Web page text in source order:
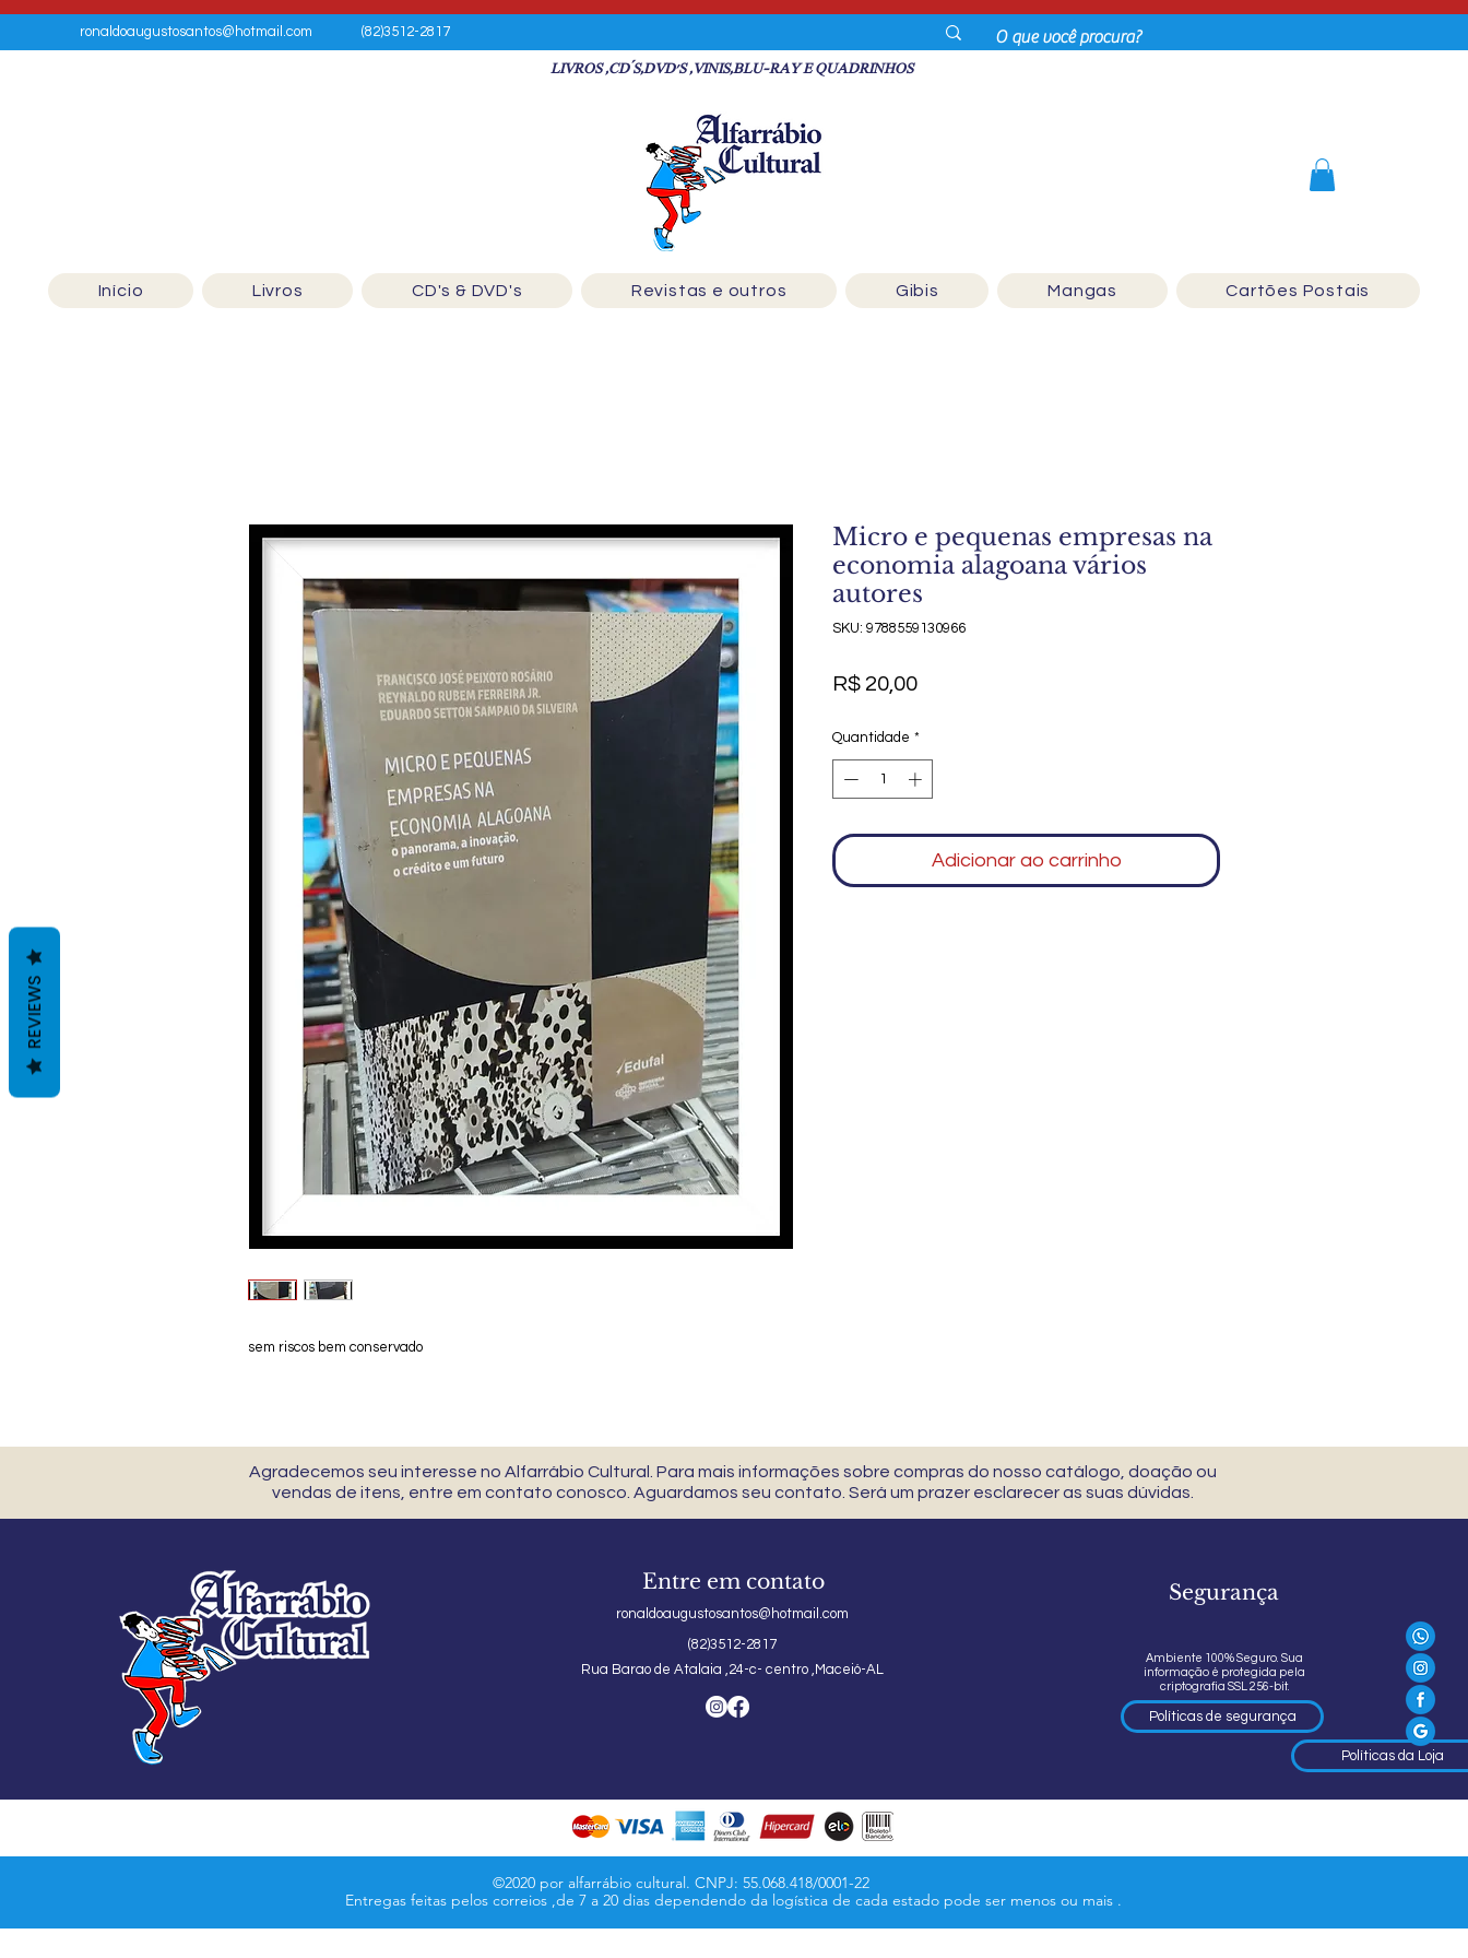
ronaldoaugustosantos@hotmail.com (82)3512-2817
LIVROS ,CD´S,DVD'S ,VINIS,BLU-RAY E QUADRINHOS
Início Livros CD's & DVD's Revistas e outros Gibis Mangas Cartões Postais
sem riscos bem conservado
Micro e pequenas empresas na
economia alagoana vários
autores
SKU: 9788559130966
R$ 20,00Preço
Quantidade *
Adicionar ao carrinho
Agradecemos seu interesse no Alfarrábio Cultural. Para mais informações sobre compras do nosso catálogo, doação ou
vendas de itens, entre em contato conosco. Aguardamos seu contato. Será um prazer esclarecer as suas dúvidas.
Entre em contato
ronaldoaugustosantos@hotmail.com
(82)3512-2817
Rua Barao de Atalaia ,24-c- centro ,Maceió-AL
Segurança
Ambiente 100% Seguro. Sua
informação é protegida pela
criptografia SSL 256-bit.
Políticas de segurança
Políticas da Loja
©2020 por alfarrábio cultural. CNPJ: 55.068.418/0001-22
Entregas feitas pelos correios ,de 7 a 20 dias dependendo da logística de cada estado pode ser menos ou mais .
REVIEWS